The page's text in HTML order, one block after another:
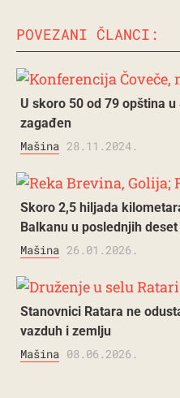
POVEZANI ČLANCI:
U skoro 50 od 79 opština
zagađen
Mašina 28.11.2024.
Skoro 2,5 hiljada
Balkanu u poslednjih
Mašina 26.01.2026.
Stanovnici Ratara ne
vazduh i zemlju
Mašina 08.06.2026.